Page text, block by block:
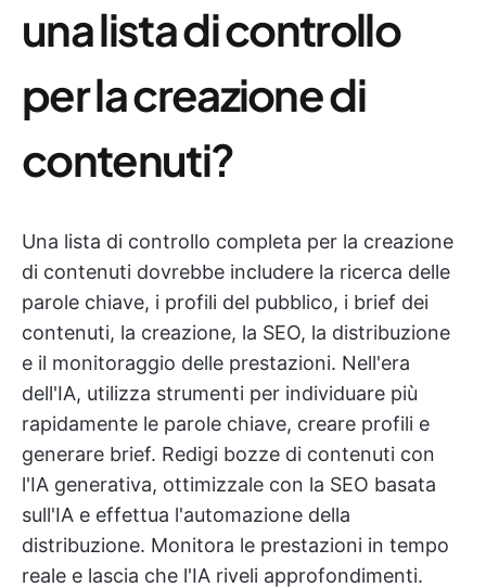
una lista di controllo
per la creazione di
contenuti?
Una lista di controllo completa per la creazione
di contenuti dovrebbe includere la ricerca delle
parole chiave, i profili del pubblico, i brief dei
contenuti, la creazione, la SEO, la distribuzione
e il monitoraggio delle prestazioni. Nell'era
dell'IA, utilizza strumenti per individuare più
rapidamente le parole chiave, creare profili e
generare brief. Redigi bozze di contenuti con
l'IA generativa, ottimizzale con la SEO basata
sull'IA e effettua l'automazione della
distribuzione. Monitora le prestazioni in tempo
reale e lascia che l'IA riveli approfondimenti.